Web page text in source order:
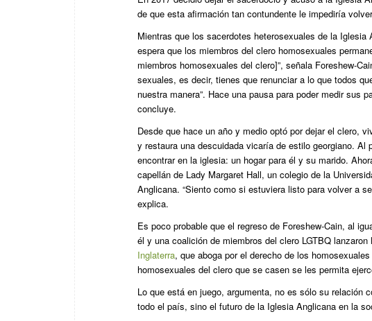
de que esta afirmación tan contundente le impediría
Mientras que los sacerdotes heterosexuales de la
espera que los miembros del clero homosexuales
miembros homosexuales del clero]”, señala Foreshew-
sexuales, es decir, tienes que renunciar a lo que todos
nuestra manera”. Hace una pausa para poder medir sus
concluye.
Desde que hace un año y medio optó por dejar el clero,
y restaura una descuidada vicaría de estilo georgiano.
encontrar en la iglesia: un hogar para él y su marido.
capellán de Lady Margaret Hall, un colegio de la
Anglicana. “Siento como si estuviera listo para volver a
explica.
Es poco probable que el regreso de Foreshew-Cain, al
él y una coalición de miembros del clero LGTBQ lanzaron
Inglaterra, que aboga por el derecho de los
homosexuales del clero que se casen se les permita
Lo que está en juego, argumenta, no es sólo su relación
todo el país, sino el futuro de la Iglesia Anglicana en la